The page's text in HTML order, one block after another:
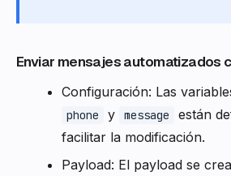
Enviar mensajes automatizados
Configuración: Las
phone y message
están
facilitar la modificación.
Payload: El payload se